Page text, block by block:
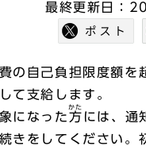
最終更新日：
の自己負担限度額を
て支給します。
になった方
かた
には、通
きをしてください。